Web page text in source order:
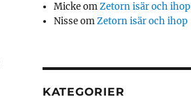
MickeomZetorn isär och ihop
NisseomZetorn isär och ihop
KATEGORIER